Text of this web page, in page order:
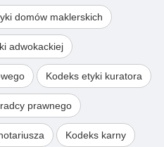
domów maklerskich
adwokackiej
Kodeks etyki kuratora
prawnego
Kodeks karny